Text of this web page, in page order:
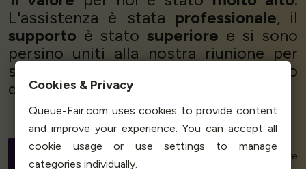
L'assistenza è stata professionale, il
supporto è stato superiore e si sono
persino uniti alla nostra riunione per
sorvegliare insieme a noi l'andamento
della coda.È stato fantastico!
Peter Nordin
Project Manager, Infrastructure
Cookies & Privacy
Queue-Fair.com uses cookies to provide content
and improve your experience. You can accept all
cookie usage or use settings to manage
categories individually.